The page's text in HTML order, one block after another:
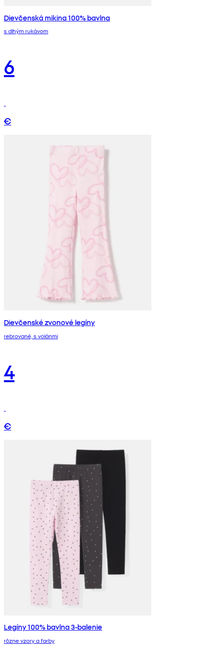
Dievčenská mikina 100% bavlna
s dlhým rukávom
6
€
Dievčenské zvonové legíny
rebrované, s volánmi
4
€
Legíny 100% bavlna 3-balenie
rôzne vzory a farby